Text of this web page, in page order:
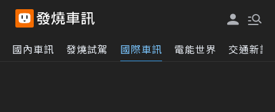
國內車訊 發燒試駕 國際車訊 電能世界 交通新訊